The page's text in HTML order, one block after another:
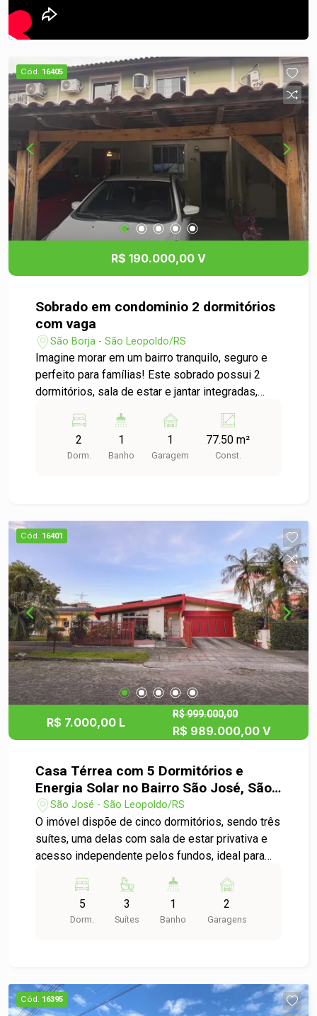
Cód. 16405
R$ 190.000,00 V
Sobrado em condominio 2 dormitórios
com vaga
São Borja - São Leopoldo/RS
Imagine morar em um bairro tranquilo, seguro e
perfeito para famílias! Este sobrado possui 2
dormitórios, sala de estar e jantar integradas,
de área com churrasqueira e lavanderia. O
condomínio oferece piscina, playground e
espaços seguros para as crianças, garantindo
vida. Oportunidade imperdível a preço de
ocasião! Agende sua visita agora e venha se
2
Dorm.
1
Banho
1
Garagem
77.50 m²
Const.
Cód. 16401
R$ 7.000,00 L
R$ 999.000,00
R$ 989.000,00 V
Casa Térrea com 5 Dormitórios e
Energia Solar no Bairro São José, São
Leopoldo
São José - São Leopoldo/RS
O imóvel dispõe de cinco dormitórios, sendo três
suítes, uma delas com sala de estar privativa e
acesso independente pelos fundos, ideal para
área social inclui uma sala de estar espaçosa
com lareira dupla, atendendo dois ambientes,
além de uma sala íntima integrada à sala de jantar,
serviço, escritório e banheiro social. Espaço
gourmet para receber os amigos e familiares. A
5
Dorm.
3
Suítes
1
Banho
2
Garagens
Cód. 16395